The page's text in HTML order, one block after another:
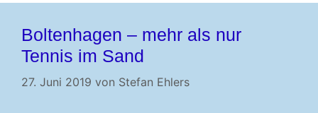
Boltenhagen – mehr als nur
Tennis im Sand
27. Juni 2019 von Stefan Ehlers